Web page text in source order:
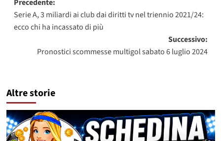
articolo
Precedente:
Serie A, 3 miliardi ai club dai diritti tv nel triennio 2021/24:
ecco chi ha incassato di più
Successivo:
Pronostici scommesse multigol sabato 6 luglio 2024
Altre storie